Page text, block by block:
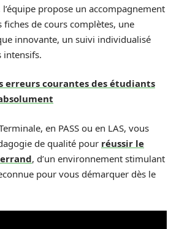
propose un accompagnement
fiches de cours complètes, une
innovante, un suivi individualisé
intensifs.
erreurs courantes des étudiants
en PASS ou en LAS, vous
de qualité pour réussir le
, d’un environnement stimulant
pour vous démarquer dès le